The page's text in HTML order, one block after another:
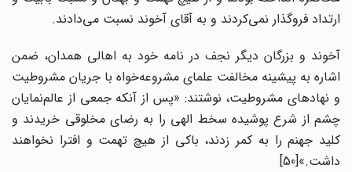
ارتداد فروگذار نمی‌کردند و به آقای آخوند نسبت می‌دادند.
آخوند و بزرگان دیگر نجف در نامه خود به اهالی همدان، ضمن
اشاره به پیشینه مخالفت علمای مشروعه‌خواه با جریان مشروطیت
و نهادهای مشروطیت، نوشتند: «پس از آنکه جمعی از عالم‌نمایان
چشم از شرع پوشیده سخط الهی را به رضای مخلوقی خریدند و
کلید جهنم را به کمر زدند، باکی از هیچ تهمت و افترا نخواهند
داشت.»[50]